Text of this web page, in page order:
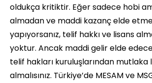
oldukça kritiktir. Eğer sadece hobi
almadan ve maddi kazanç elde
yapıyorsanız, telif hakkı ve lisans
yoktur. Ancak maddi gelir elde
telif hakları kuruluşlarından mutlaka
almalısınız. Türkiye’de MESAM ve